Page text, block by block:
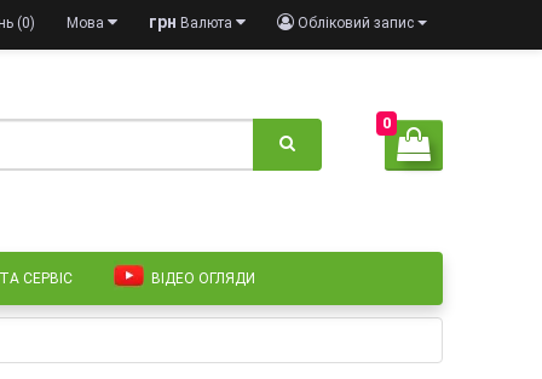
Обліковий запис
грн Валюта
Мова
(0)
0
СЕРВІС ВІДЕО ОГЛЯДИ